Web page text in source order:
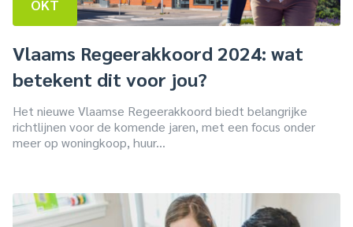
OKT
Vlaams Regeerakkoord 2024: wat
betekent dit voor jou?
Het nieuwe Vlaamse Regeerakkoord biedt belangrijke
richtlijnen voor de komende jaren, met een focus onder
meer op woningkoop, huur...